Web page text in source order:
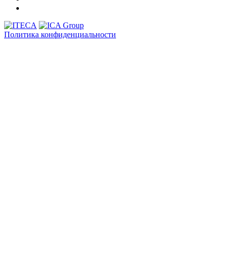
Политика конфиденциальности